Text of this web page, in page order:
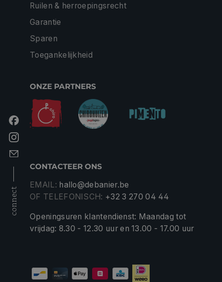
connect
Ruilen & herroepingsrecht
Garantie
Sparen
Toegankelijkheid
ONZE PARTNERS
CONTACTEER ONS
EMAIL: hallo@debanier.be
OF TELEFONISCH: +32 3 270 04 44
Openingsuren klantendienst: Maandag tot
vrijdag: 8.30 - 12.30 uur en 13.00 - 17.00 uur